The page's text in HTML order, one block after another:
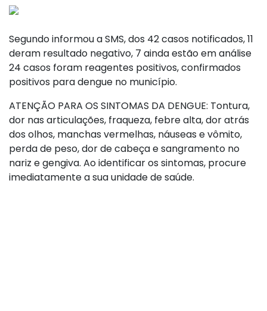
Segundo informou a SMS, dos 42 casos notificados, 11
deram resultado negativo, 7 ainda estão em análise
24 casos foram reagentes positivos, confirmados
positivos para dengue no município.
ATENÇÃO PARA OS SINTOMAS DA DENGUE: Tontura,
dor nas articulações, fraqueza, febre alta, dor atrás
dos olhos, manchas vermelhas, náuseas e vômito,
perda de peso, dor de cabeça e sangramento no
nariz e gengiva. Ao identificar os sintomas, procure
imediatamente a sua unidade de saúde.